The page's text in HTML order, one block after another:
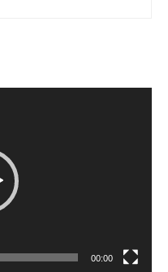
00:00